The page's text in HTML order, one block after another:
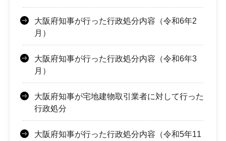
大阪府知事が行った行政処分内容（令和6年2
月）
大阪府知事が行った行政処分内容（令和6年3
月）
大阪府知事が宅地建物取引業者に対して行った
行政処分
大阪府知事が行った行政処分内容（令和5年11